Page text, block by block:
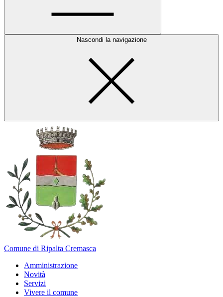
Nascondi la navigazione
Comune di Ripalta Cremasca
Amministrazione
Novità
Servizi
Vivere il comune